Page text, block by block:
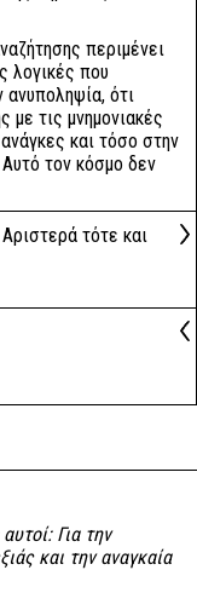
περιμένει
λογικές που
ανυποληψία, ότι
με τις μνημονιακές
και τόσο στην
τον κόσμο δεν
τότε και
Για την
και την αναγκαία